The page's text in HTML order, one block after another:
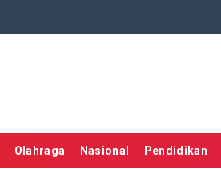
Olahraga Nasional Pendidikan